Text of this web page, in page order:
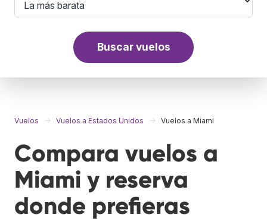
Buscar vuelos
Vuelos Vuelos a Estados Unidos Vuelos a Miami
Compara vuelos a
Miami y reserva
donde prefieras